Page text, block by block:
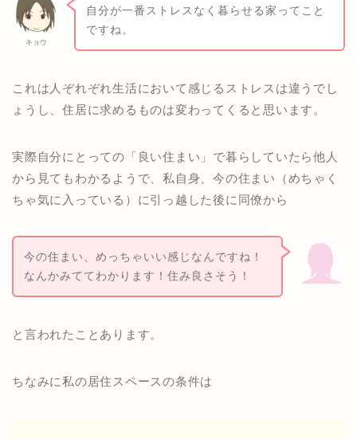
キョウ
自分が一番ストレスなく暮らせる家ってこと
ですね。
これは人ぞれぞれ生活において感じるストレスは違うでし
ょうし、住居に求めるものは変わってくると思います。
実際自分にとっての「良い住まい」で暮らしていたら他人
から見てもわかるようで、私自身、今の住まい（めちゃく
ちゃ気に入っている）に引っ越した後に同僚から
今の住まい、めっちゃいい感じなんですね！
なんかみててわかります！住み良さそう！
と言われたことあります。
ちなみに私の居住スペースの条件は